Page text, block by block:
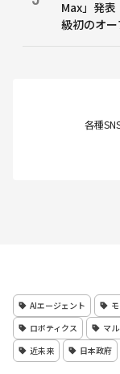
Max」発
級初のオ
各種
AIエージェント
ロボティクス
マ
近未来
日本政府